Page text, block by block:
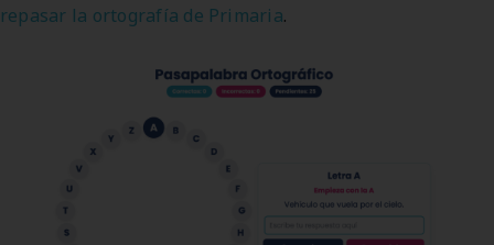
repasar la ortografía de Primaria.